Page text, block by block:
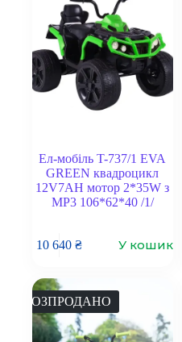
Ел-мобіль T-737/1 EVA
GREEN квадроцикл
12V7AH мотор 2*35W з
MP3 106*62*40 /1/
10 640₴ У кошик
РОЗПРОДАНО